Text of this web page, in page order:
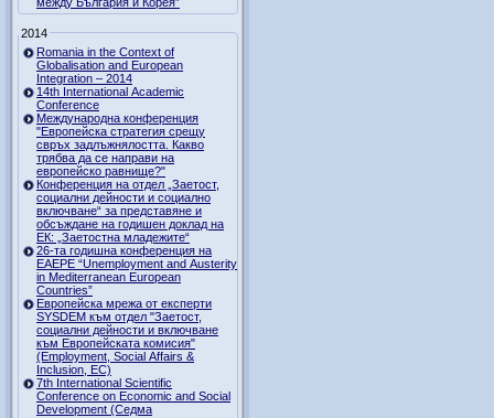
2014
Romania in the Context of
Globalisation and European
Integration – 2014
14th International Academic
Conference
Международна конференция
"Европейска стратегия срещу
свръх задлъжнялостта. Какво
трябва да се направи на
европейско равнище?"
Конференция на отдел „Заетост,
социални дейности и социално
включване“ за представяне и
обсъждане на годишен доклад на
ЕК: „Заетостна младежите“
26-та годишна конференция на
EAEPE “Unemployment and Austerity
in Mediterranean European
Countries”
Eвропейска мрежа от експерти
SYSDEM към отдел "Заетост,
социални дейности и включване
към Европейската комисия"
(Employment, Social Affairs &
Inclusion, ЕС)
7th International Scientific
Conference on Economic and Social
Development (Седма